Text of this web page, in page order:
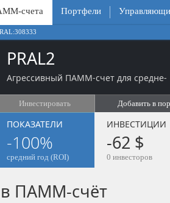
счета Портфели
PRAL2
Агрессивный ПАММ-счет для средне-
Инвестировать Добавить в
ПОКАЗАТЕЛИ
-100%
средний год (ROI)
ИНВЕСТИЦИИ
-62 $
0 инвесторов
ПАММ-счёт